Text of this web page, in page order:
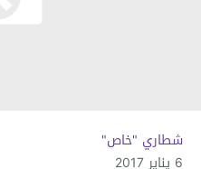
شطاري "خاص"
6 يناير 2017